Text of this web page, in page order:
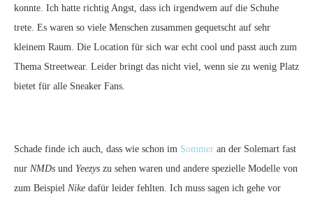
konnte. Ich hatte richtig Angst, dass ich irgendwem auf die Schuhe
trete. Es waren so viele Menschen zusammen gequetscht auf sehr
kleinem Raum. Die Location für sich war echt cool und passt auch zum
Thema Streetwear. Leider bringt das nicht viel, wenn sie zu wenig Platz
bietet für alle Sneaker Fans.
Schade finde ich auch, dass wie schon im Sommer an der Solemart fast
nur NMDs und Yeezys zu sehen waren und andere spezielle Modelle von
zum Beispiel Nike dafür leider fehlten. Ich muss sagen ich gehe vor